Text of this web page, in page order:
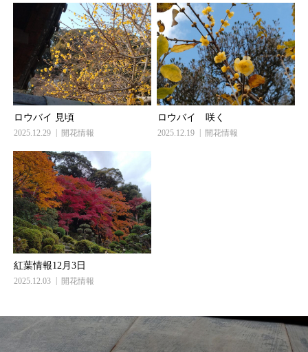
ロウバイ 見頃
2025.12.29 開花情報
ロウバイ 咲く
2025.12.19 開花情報
紅葉情報12月3日
2025.12.03 開花情報